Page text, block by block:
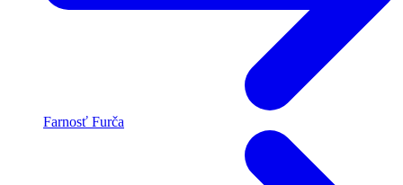
Farnosť Furča